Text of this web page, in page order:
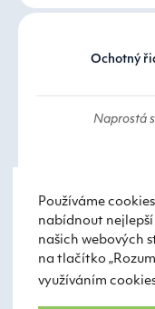
Používáme
nabídnout nejlepší
našich webových
na tlačítko
využíváním
Ochotný
Naprostá